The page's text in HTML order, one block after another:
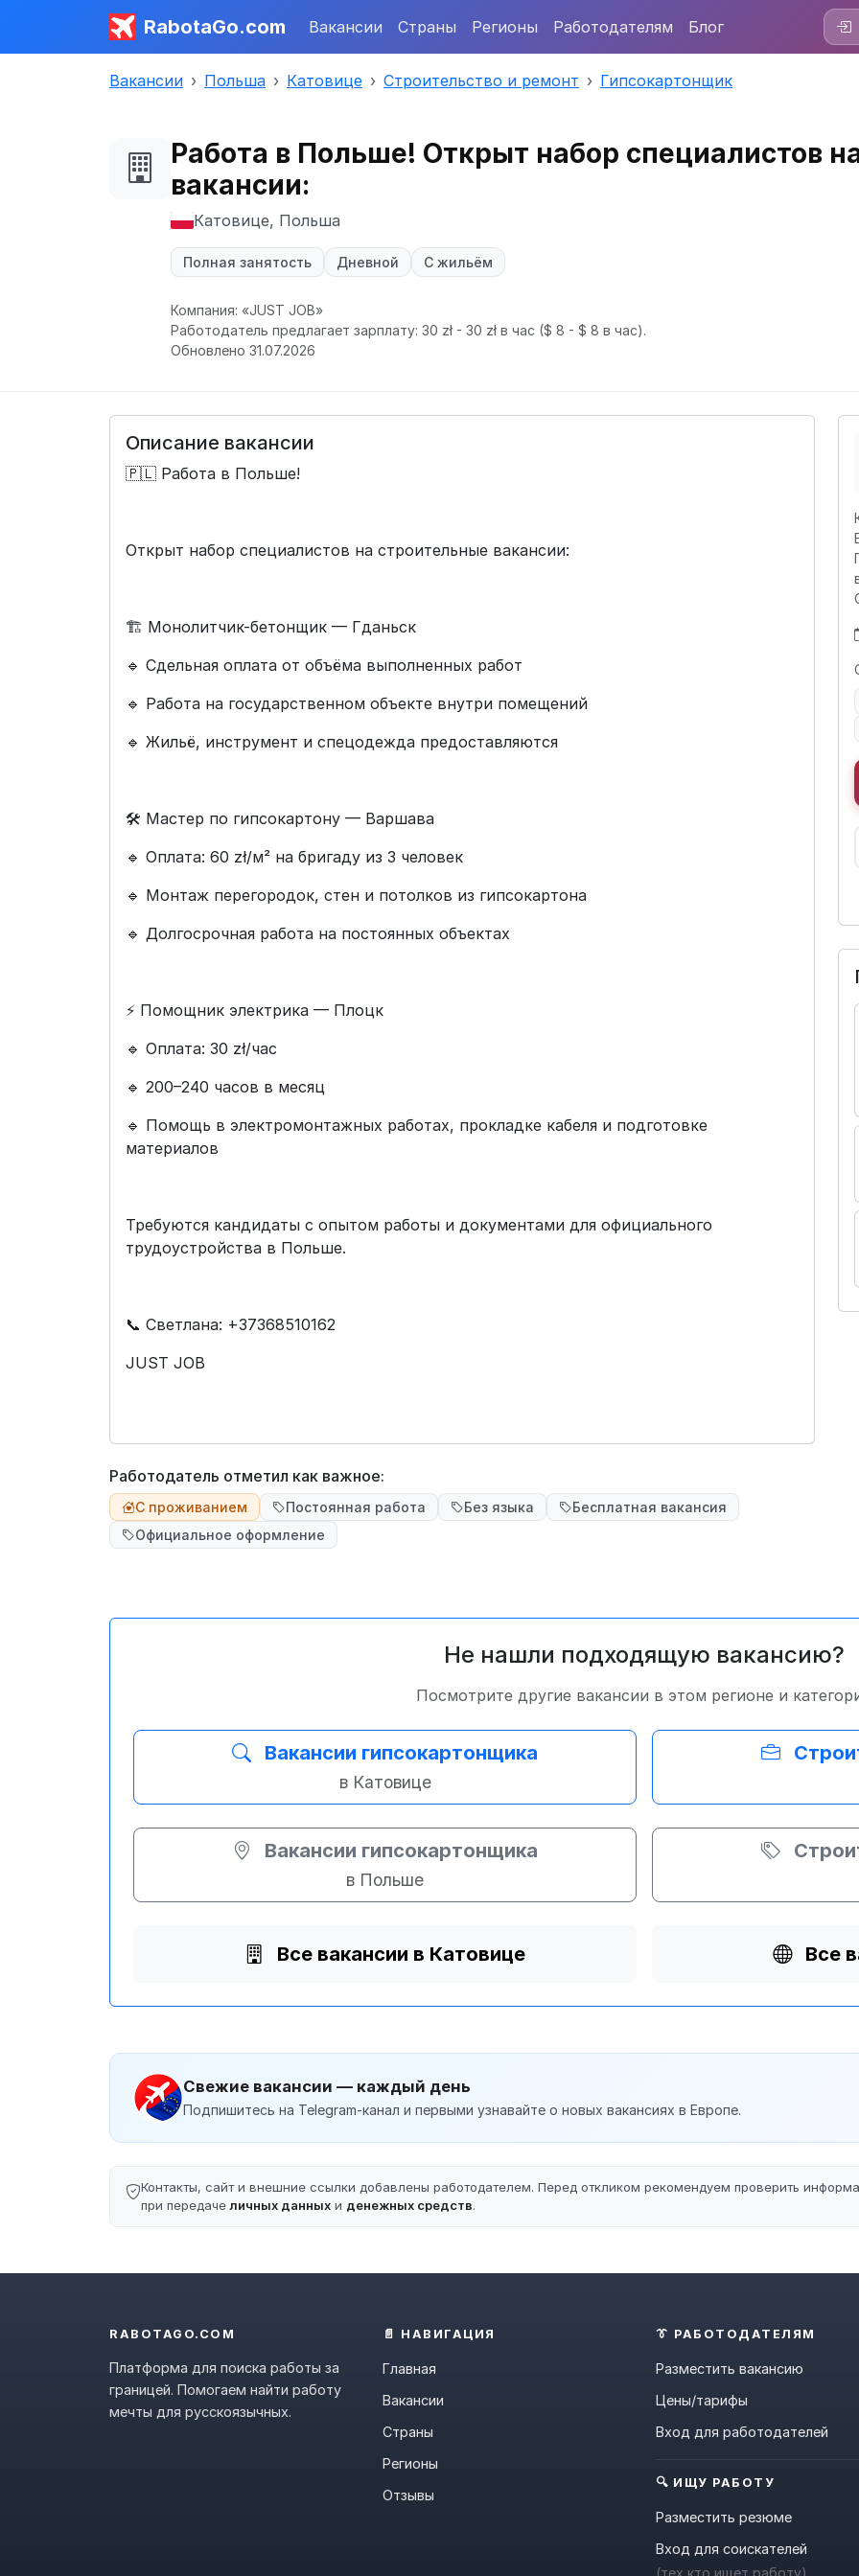
RabotaGo.com Вакансии Страны Регионы Работодателям Блог
Вакансии Польша Катовице Строительство и ремонт Гипсокартонщик
Работа в Польше! Открыт набор специалистов
вакансии:
Катовице, Польша
Полная занятость Дневной С жильём
Компания: «JUST JOB»
Работодатель предлагает зарплату: 30 zł - 30 zł в час ($ 8 - $ 8 в час).
Обновлено 31.07.2026
Описание вакансии
🇵🇱 Работа в Польше!
Открыт набор специалистов на строительные вакансии:
🏗️ Монолитчик-бетонщик — Гданьск
🔹 Сдельная оплата от объёма выполненных работ
🔹 Работа на государственном объекте внутри помещений
🔹 Жильё, инструмент и спецодежда предоставляются
🛠️ Мастер по гипсокартону — Варшава
🔹 Оплата: 60 zł/м² на бригаду из 3 человек
🔹 Монтаж перегородок, стен и потолков из гипсокартона
🔹 Долгосрочная работа на постоянных объектах
⚡ Помощник электрика — Плоцк
🔹 Оплата: 30 zł/час
🔹 200–240 часов в месяц
🔹 Помощь в электромонтажных работах, прокладке кабеля и подготовке
материалов
Требуются кандидаты с опытом работы и документами для официального
трудоустройства в Польше.
📞 Светлана: +37368510162
JUST JOB
Работодатель отметил как важное:
С проживанием Постоянная работа Без языка
Бесплатная вакансия
Официальное оформление
Не нашли подходящую вакансию?
Посмотрите другие вакансии в этом регионе и
Вакансии гипсокартонщика
в Катовице
Вакансии гипсокартонщика
в Польше
Все вакансии в Катовице Все
Свежие вакансии — каждый день
Подпишитесь на Telegram-канал и первыми узнавайте о новых вакансиях в Европе.
Контакты, сайт и внешние ссылки добавлены работодателем. Перед откликом рекомендуем проверить
при передачеличных данных и денежных средств.
RABOTAGO.COM
Платформа для поиска работы за
границей. Помогаем найти работу
мечты для русскоязычных.
📄 НАВИГАЦИЯ
Главная
Вакансии
Страны
Регионы
Отзывы
👔 РАБОТОДАТЕЛЯМ
Разместить вакансию
Цены/тарифы
Вход для работодателей
🔍 ИЩУ РАБОТУ
Разместить резюме
Вход для соискателей
(тех кто ищет работу)